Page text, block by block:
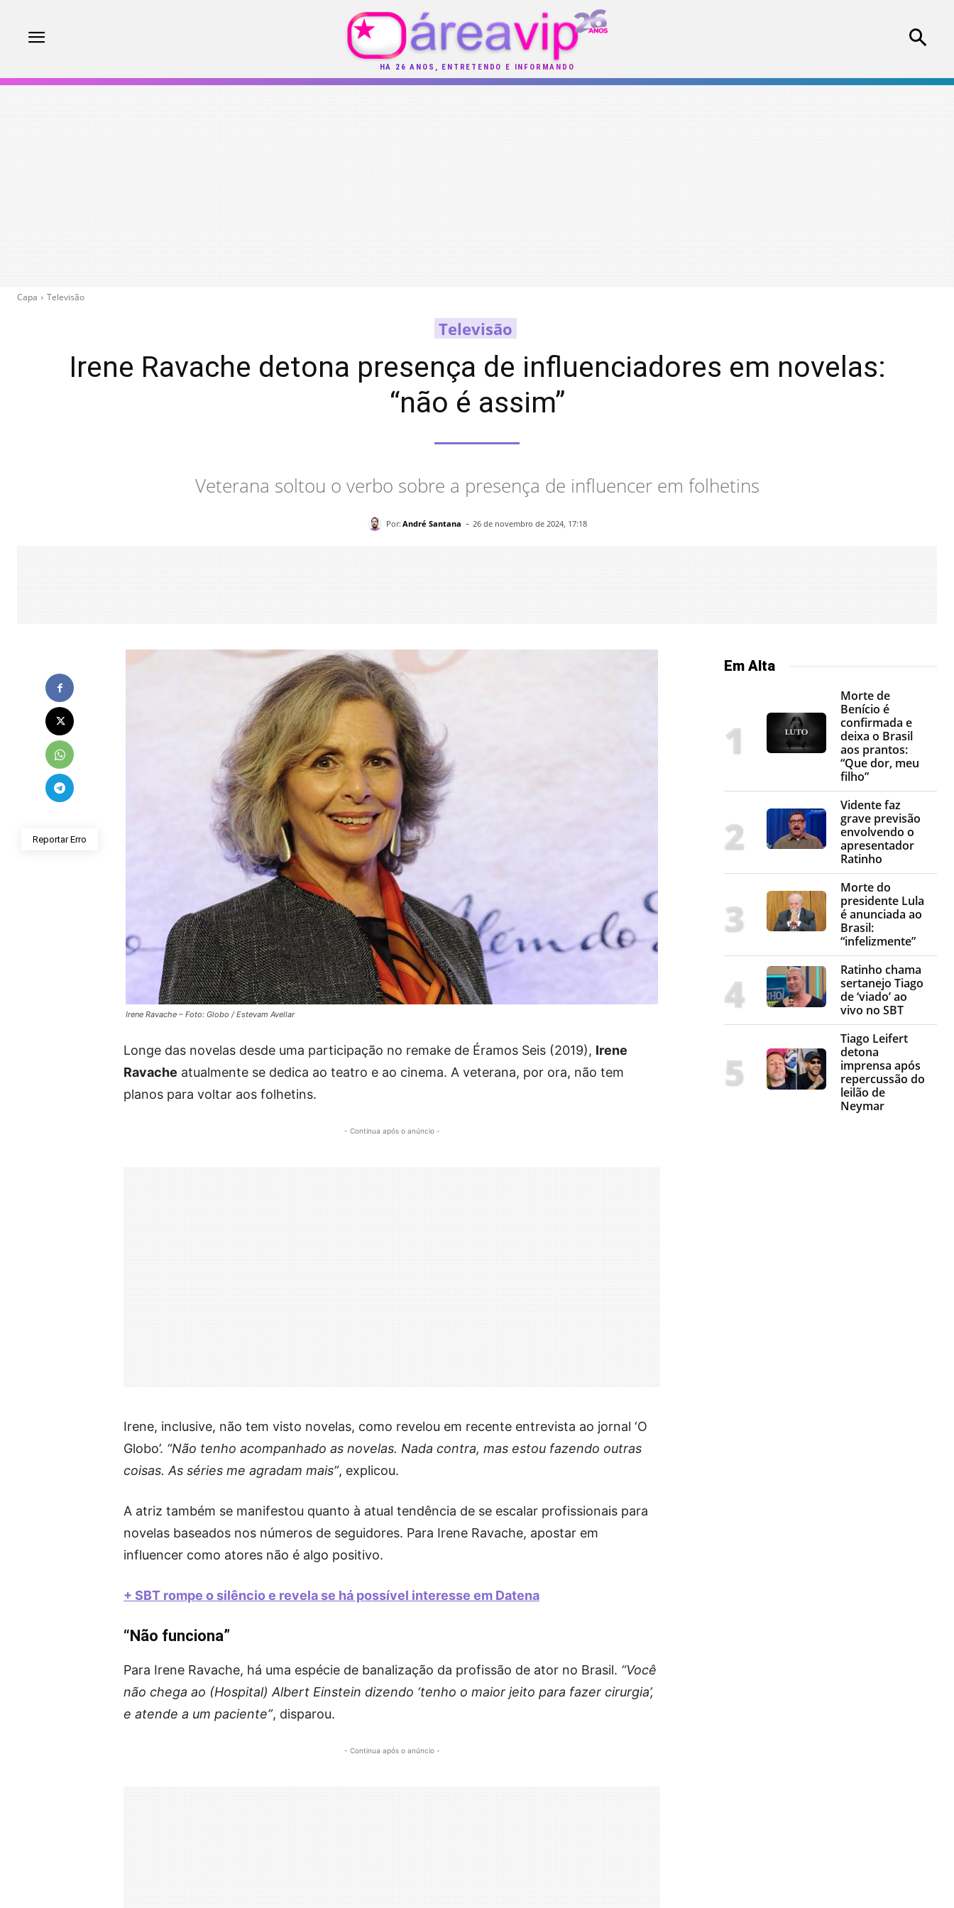
HÁ 26 ANOS, ENTRETENDO E INFORMANDO
Capa Televisão
Televisão
Irene Ravache detona presença de influenciadores em novelas:
“não é assim”
Veterana soltou o verbo sobre a presença de influencer em folhetins
Por: André Santana - 26 de novembro de 2024, 17:18
Reportar Erro
Irene Ravache – Foto: Globo / Estevam Avellar
Longe das novelas desde uma participação no remake de Éramos Seis (2019), Irene
Ravache atualmente se dedica ao teatro e ao cinema. A veterana, por ora, não tem
planos para voltar aos folhetins.
- Continua após o anúncio -
Irene, inclusive, não tem visto novelas, como revelou em recente entrevista ao jornal ‘O
Globo’. “Não tenho acompanhado as novelas. Nada contra, mas estou fazendo outras
coisas. As séries me agradam mais”, explicou.
A atriz também se manifestou quanto à atual tendência de se escalar profissionais para
novelas baseados nos números de seguidores. Para Irene Ravache, apostar em
influencer como atores não é algo positivo.
+ SBT rompe o silêncio e revela se há possível interesse em Datena
“Não funciona”
Para Irene Ravache, há uma espécie de banalização da profissão de ator no Brasil. “Você
não chega ao (Hospital) Albert Einstein dizendo ‘tenho o maior jeito para fazer cirurgia’,
e atende a um paciente”, disparou.
- Continua após o anúncio -
Em Alta
Morte de
Benício é
confirmada e
deixa o Brasil
aos prantos:
“Que dor, meu
filho”
Vidente faz
grave previsão
envolvendo o
apresentador
Ratinho
Morte do
presidente Lula
é anunciada ao
Brasil:
“infelizmente”
Ratinho chama
sertanejo Tiago
de ‘viado’ ao
vivo no SBT
Tiago Leifert
detona
imprensa após
repercussão do
leilão de
Neymar